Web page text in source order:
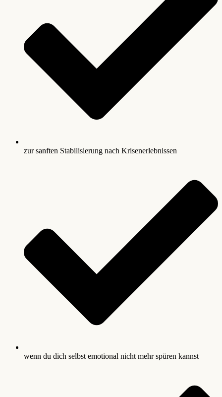
zur sanften Stabilisierung nach Krisenerlebnissen
wenn du dich selbst emotional nicht mehr spüren kannst